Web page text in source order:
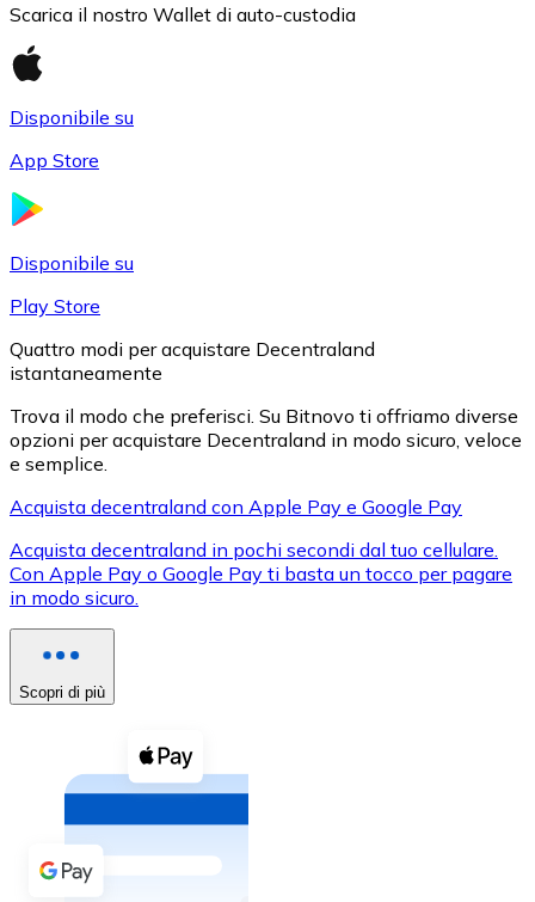
XRP
Acquista criptovalute in contanti e altri mezzi di
Bonifico SEPA
Aggiungi fondi al tuo conto Bitnovo o fai acquisti
Scarica il nostro Wallet di auto-custodia
Disponibile su
App Store
Disponibile su
Play Store
Quattro modi per acquistare Decentraland
istantaneamente
Trova il modo che preferisci. Su Bitnovo ti offriamo diverse
opzioni per acquistare Decentraland in modo sicuro, veloce
e semplice.
Acquista decentraland con Apple Pay e Google Pay
Acquista decentraland in pochi secondi dal tuo cellulare.
Con Apple Pay o Google Pay ti basta un tocco per pagare
in modo sicuro.
Scopri di più